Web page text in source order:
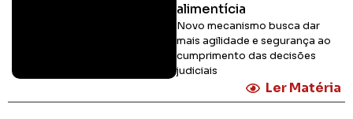
alimentícia
Novo mecanismo busca dar
mais agilidade e segurança ao
cumprimento das decisões
judiciais
Ler Matéria